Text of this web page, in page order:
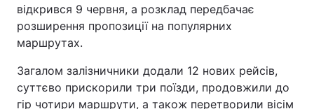
відкрився 9 червня, а розклад передбачає
розширення пропозиції на популярних
маршрутах.
Загалом залізничники додали 12 нових рейсів,
суттєво прискорили три поїзди, продовжили до
гір чотири маршрути, а також перетворили вісім